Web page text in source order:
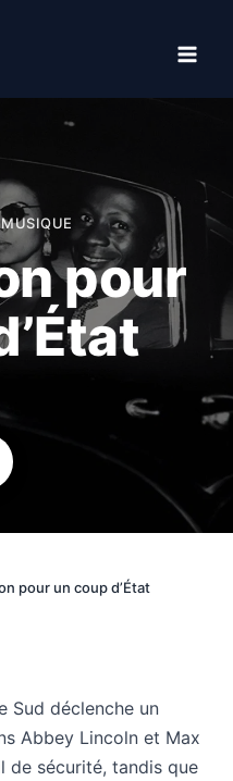
MUSIQUE
pour
pour un coup d’État
Sud déclenche un
Abbey Lincoln et Max
de sécurité, tandis que